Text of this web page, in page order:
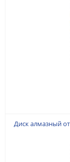
Диск алмазный